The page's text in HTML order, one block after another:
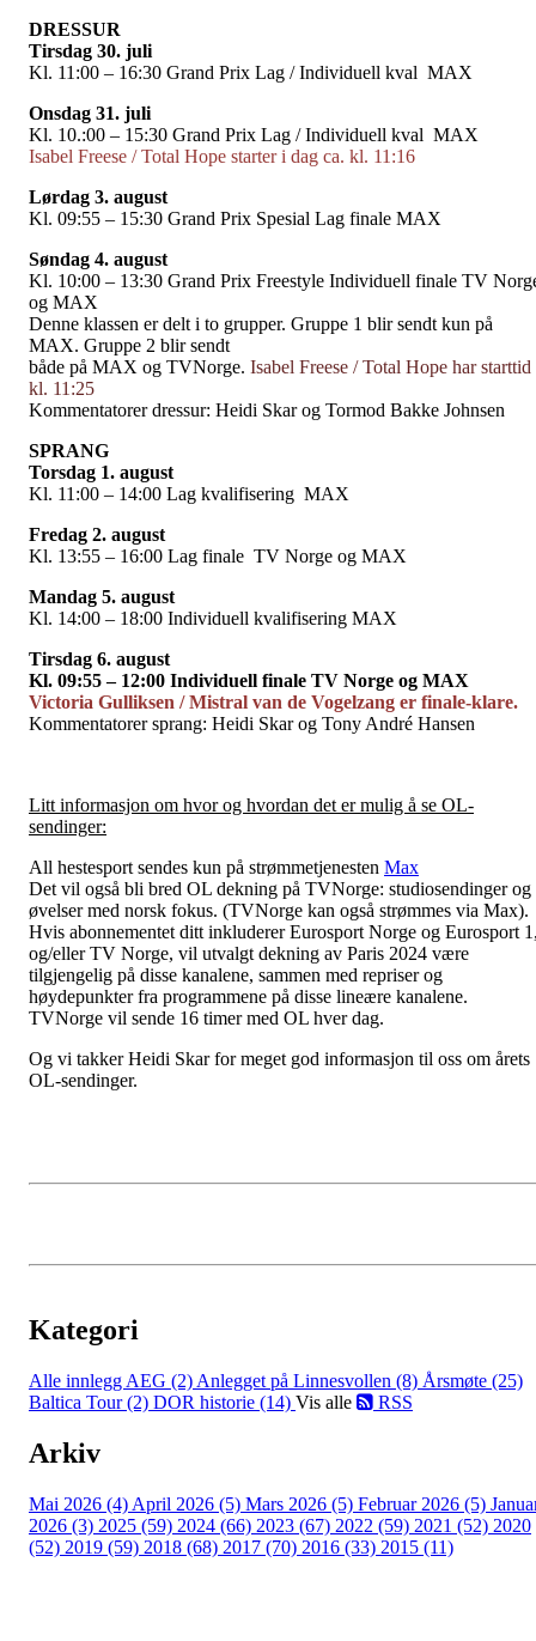
DRESSUR
Tirsdag 30. juli
Kl. 11:00 – 16:30 Grand Prix Lag / Individuell kval MAX
Onsdag 31. juli
Kl. 10.:00 – 15:30 Grand Prix Lag / Individuell kval MAX
Isabel Freese / Total Hope starter i dag ca. kl. 11:16
Lørdag 3. august
Kl. 09:55 – 15:30 Grand Prix Spesial Lag finale MAX
Søndag 4. august
Kl. 10:00 – 13:30 Grand Prix Freestyle Individuell finale TV
og MAX
Denne klassen er delt i to grupper. Gruppe 1 blir sendt kun på
MAX. Gruppe 2 blir sendt
både på MAX og TVNorge. Isabel Freese / Total Hope har starttid
kl. 11:25
Kommentatorer dressur: Heidi Skar og Tormod Bakke Johnsen
SPRANG
Torsdag 1. august
Kl. 11:00 – 14:00 Lag kvalifisering MAX
Fredag 2. august
Kl. 13:55 – 16:00 Lag finale TV Norge og MAX
Mandag 5. august
Kl. 14:00 – 18:00 Individuell kvalifisering MAX
Tirsdag 6. august
Kl. 09:55 – 12:00 Individuell finale TV Norge og MAX
Victoria Gulliksen / Mistral van de Vogelzang er finale-klare.
Kommentatorer sprang: Heidi Skar og Tony André Hansen
Litt informasjon om hvor og hvordan det er mulig å se OL-
sendinger:
All hestesport sendes kun på strømmetjenesten Max
Det vil også bli bred OL dekning på TVNorge: studiosendinger og
øvelser med norsk fokus. (TVNorge kan også strømmes via Max).
Hvis abonnementet ditt inkluderer Eurosport Norge og Eurosport
og/eller TV Norge, vil utvalgt dekning av Paris 2024 være
tilgjengelig på disse kanalene, sammen med repriser og
høydepunkter fra programmene på disse lineære kanalene.
TVNorge vil sende 16 timer med OL hver dag.
Og vi takker Heidi Skar for meget god informasjon til oss om årets
OL-sendinger.
Kategori
Alle innlegg AEG (2) Anlegget på Linnesvollen (8) Årsmøte (25)
Baltica Tour (2) DOR historie (14) Vis alle RSS
Arkiv
Mai 2026 (4) April 2026 (5) Mars 2026 (5) Februar 2026 (5)
2026 (3) 2025 (59) 2024 (66) 2023 (67) 2022 (59) 2021 (52) 2020
(52) 2019 (59) 2018 (68) 2017 (70) 2016 (33) 2015 (11)